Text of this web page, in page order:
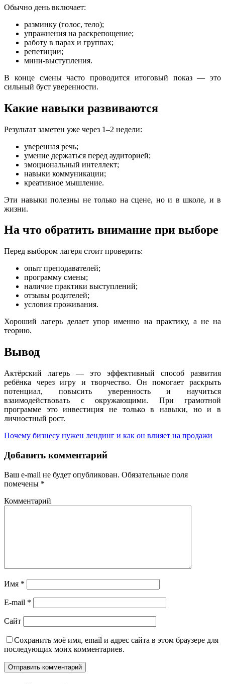
Обычно день включает:
разминку (голос, тело);
упражнения на раскрепощение;
работу в парах и группах;
репетиции;
мини-выступления.
В конце смены часто проводится итоговый показ — это
сильный буст уверенности.
Какие навыки развиваются
Результат заметен уже через 1–2 недели:
уверенная речь;
умение держаться перед аудиторией;
эмоциональный интеллект;
навыки коммуникации;
креативное мышление.
Эти навыки полезны не только на сцене, но и в школе, и в
жизни.
На что обратить внимание при выборе
Перед выбором лагеря стоит проверить:
опыт преподавателей;
программу смены;
наличие практики выступлений;
отзывы родителей;
условия проживания.
Хороший лагерь делает упор именно на практику, а не на
теорию.
Вывод
Актёрский лагерь — это эффективный способ развития
ребёнка через игру и творчество. Он помогает раскрыть
потенциал, повысить уверенность и научиться
взаимодействовать с окружающими. При грамотной
программе это инвестиция не только в навыки, но и в
личностный рост.
Почему бизнесу нужен лендинг и как он влияет на продажи
Добавить комментарий
Ваш e-mail не будет опубликован. Обязательные поля
помечены *
Комментарий
Имя *
E-mail *
Сайт
Сохранить моё имя, email и адрес сайта в этом браузере для
последующих моих комментариев.